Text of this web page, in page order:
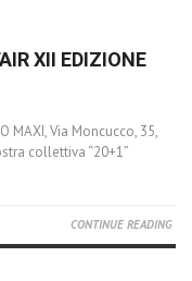
XII EDIZIONE
MAXI, Via Moncucco, 35,
collettiva “20+1”
CONTINUE READING